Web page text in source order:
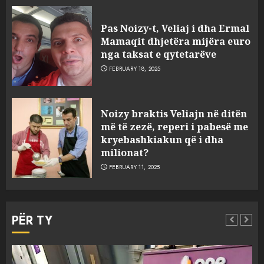
Pas Noizy-t, Veliaj i dha Ermal
Mamaqit dhjetëra mijëra euro
nga taksat e qytetarëve
FEBRUARY 18, 2025
Noizy braktis Veliajn në ditën
më të zezë, reperi i pabesë me
kryebashkiakun që i dha
milionat?
FEBRUARY 11, 2025
PËR TY
4
çfarë dënimi kërkon për
Mariela dhe Antonela
Berishën
5
ngjau me Talo Çelën”,
dëshmia e Nuredin Dumanit
flet për PERSONAT që e
plagosën!
MARCH 25, 2025
1
pasuri të pajustifikuar
JULY 24, 2025